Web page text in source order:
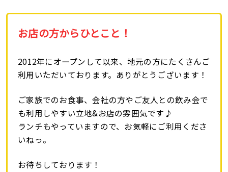
お店の方からひとこと！
2012年にオープンして以来、地元の方にたくさんご
利用いただいております。ありがとうございます！
ご家族でのお食事、会社の方やご友人との飲み会で
も利用しやすい立地&お店の雰囲気です♪
ランチもやっていますので、お気軽にご利用くださ
いねっ。
お待ちしております！